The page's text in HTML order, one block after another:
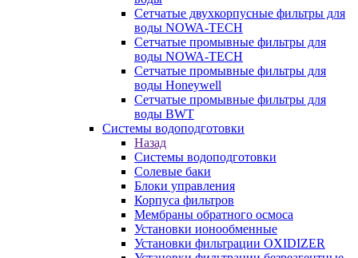
Сетчатые двухкорпусные фильтры для
воды NOWA-TECH
Сетчатые промывные фильтры для
воды NOWA-TECH
Сетчатые промывные фильтры для
воды Honeywell
Сетчатые промывные фильтры для
воды BWT
Системы водоподготовки
Назад
Системы водоподготовки
Солевые баки
Блоки управления
Корпуса фильтров
Мембраны обратного осмоса
Установки ионообменные
Установки фильтрации OXIDIZER